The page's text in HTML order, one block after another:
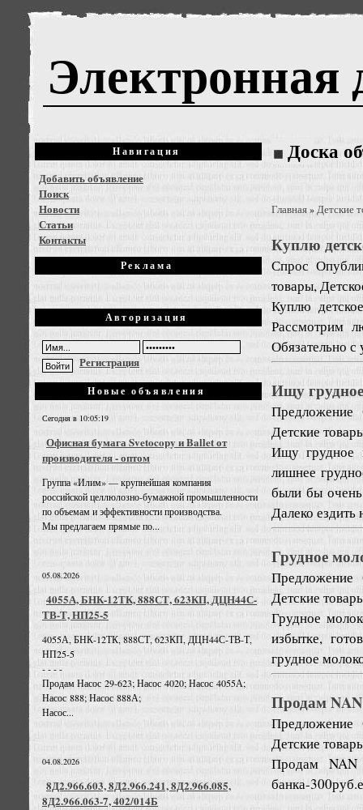
Электронная
Навигация
Добавить объявление
Поиск
Новости
Статьи
Контакты
Реклама
Авторизация
Регистрация
Новые объявления
Сегодня в 10:05:19
Офисная бумага Svetocopy и Ballet от
производителя - оптом
Группа «Илим» — крупнейшая компания
российской целлюлозно-бумажной промышленности
по объемам и эффективности производства.
Мы предлагаем прямые по...
05.08.2026
4055А, БНК-12ТК, 888СТ, 623КП, ДЦН44С-
ТВ-Т, НП25-5
4055А, БНК-12ТК, 888СТ, 623КП, ДЦН44С-ТВ-Т,
НП25-5
- - - -
Продам Насос 29-623; Насос 4020; Насос 4055А;
Насос 888; Насос 888А;
Насос...
04.08.2026
8Д2.966.603, 8Д2.966.241, 8Д2.966.085,
8Д2.966.063-7, 402/014Б
Доска
Главная»Детские
Куплю
Спрос
товары,
Куплю
Рассмотрим
Обязательно с
Ищу
Предложение
Детские
Ищу грудное
лишнее
были бы
Далеко
Грудное
Предложение
Детские
Грудное
избытке,
грудное
Продам
Предложение
Детские
Продам NAN
банка-